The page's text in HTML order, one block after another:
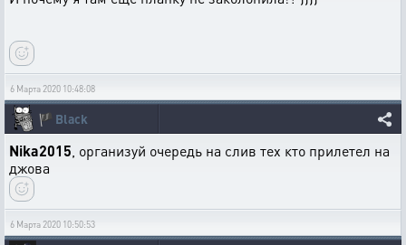
6 Марта 2020 10:48:08
🏴 Black
Nika2015 , организуй очередь на слив тех кто прилетел на
джова
6 Марта 2020 10:50:53